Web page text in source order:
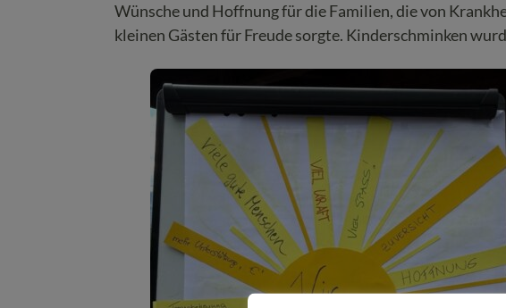
Wünsche und Hoffnung für die Familien, die von
kleinen Gästen für Freude sorgte. Kinderschminken